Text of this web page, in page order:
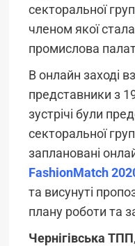
секторальної
членом якої
промислова
В онлайн заході
представники з
зустрічі були
секторальної
заплановані
FashionMatch
та висунуті
плану роботи та
Чернігівська ТПП